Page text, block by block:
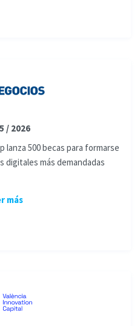
/ 2026
lanza 500 becas para formarse
digitales más demandadas
más